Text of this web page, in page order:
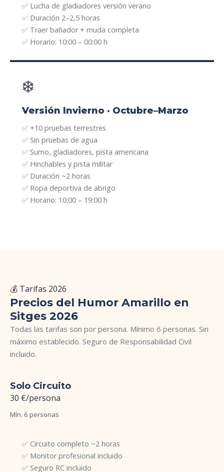
✅ Lucha de gladiadores versión verano
✅ Duración 2–2,5 horas
✅ Traer bañador + muda completa
✅ Horario: 10:00 – 00:00 h
❄️
Versión Invierno · Octubre–Marzo
✅ +10 pruebas terrestres
✅ Sin pruebas de agua
✅ Sumo, gladiadores, pista americana
✅ Hinchables y pista militar
✅ Duración ~2 horas
✅ Ropa deportiva de abrigo
✅ Horario: 10:00 – 19:00 h
💰 Tarifas 2026
Precios del Humor Amarillo en
Sitges 2026
Todas las tarifas son por persona. Mínimo 6 personas. Sin
máximo establecido. Seguro de Responsabilidad Civil
incluido.
Solo Circuito
30 €/persona
Mín. 6 personas
✅ Circuito completo ~2 horas
✅ Monitor profesional incluido
✅ Seguro RC incluido